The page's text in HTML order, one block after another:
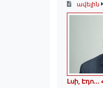
ավելին
Լսի,